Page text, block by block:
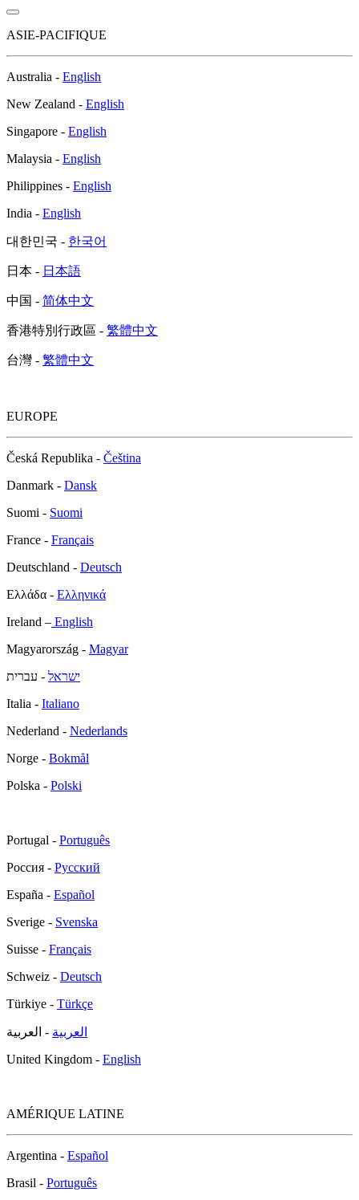
ASIE-PACIFIQUE
Australia - English
New Zealand - English
Singapore - English
Malaysia - English
Philippines - English
India - English
대한민국 - 한국어
日本 - 日本語
中国 - 简体中文
香港特別行政區 - 繁體中文
台灣 - 繁體中文
EUROPE
Česká Republika - Čeština
Danmark - Dansk
Suomi - Suomi
France - Français
Deutschland - Deutsch
Ελλάδα - Ελληνικά
Ireland – English
Magyarország - Magyar
ישראל - עברית
Italia - Italiano
Nederland - Nederlands
Norge - Bokmål
Polska - Polski
Portugal - Português
Россия - Русский
España - Español
Sverige - Svenska
Suisse - Français
Schweiz - Deutsch
Türkiye - Türkçe
العربية - العربية
United Kingdom - English
AMÉRIQUE LATINE
Argentina - Español
Brasil - Português